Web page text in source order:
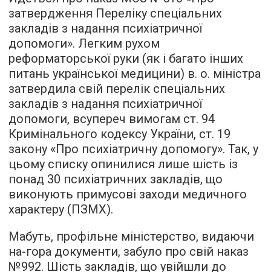
затвердження Переліку спеціальних
закладів з надання психіатричної
допомоги». Легким рухом
реформаторської руки (як і багато інших
питань української медицини) в. о. міністра
затвердила свій перелік спеціальних
закладів з надання психіатричної
допомоги, всупереч вимогам ст. 94
Кримінального кодексу України, ст. 19
закону «Про психіатричну допомогу». Так, у
цьому списку опинилися лише шість із
понад 30 психіатричних закладів, що
виконують примусові заходи медичного
характеру (ПЗМХ).
Мабуть, профільне міністерство, видаючи
на-гора документи, забуло про свій наказ
№992. Шість закладів, що увійшли до